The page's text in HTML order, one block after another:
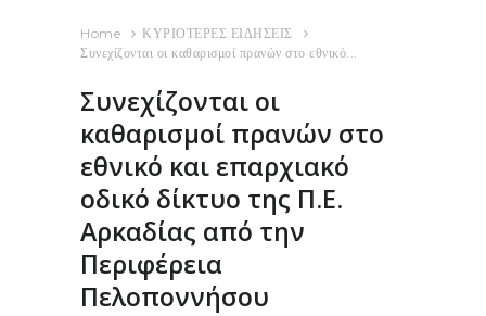
Home
ΚΥΡΙΟΤΕΡΕΣ ΕΙΔΗΣΕΙΣ
Συνεχίζονται οι καθαρισμοί πρανών στο εθνικό...
Συνεχίζονται οι
καθαρισμοί πρανών στο
εθνικό και επαρχιακό
οδικό δίκτυο της Π.Ε.
Αρκαδίας από την
Περιφέρεια
Πελοποννήσου